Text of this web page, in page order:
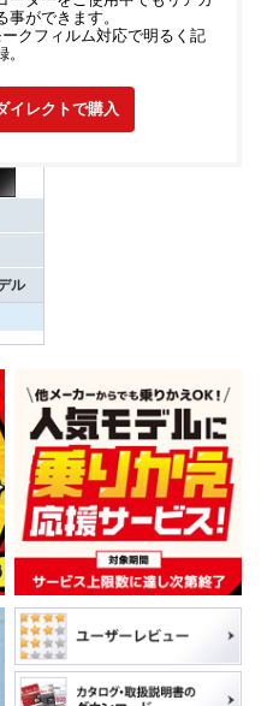
事ができます。
クフィルム対応で明るく記
。
イレクトで購入
ル